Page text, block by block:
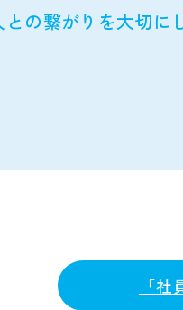
との繋がりを大切に
「